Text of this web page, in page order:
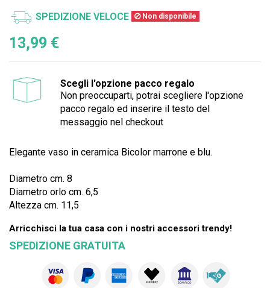
SPEDIZIONE VELOCE Non disponibile
13,99 €
Scegli l'opzione pacco regalo
Non preoccuparti, potrai scegliere l'opzione
pacco regalo ed inserire il testo del
messaggio nel checkout
Elegante vaso in ceramica Bicolor marrone e blu.
Diametro cm. 8
Diametro orlo cm. 6,5
Altezza cm. 11,5
Arricchisci la tua casa con i nostri accessori trendy!
SPEDIZIONE GRATUITA